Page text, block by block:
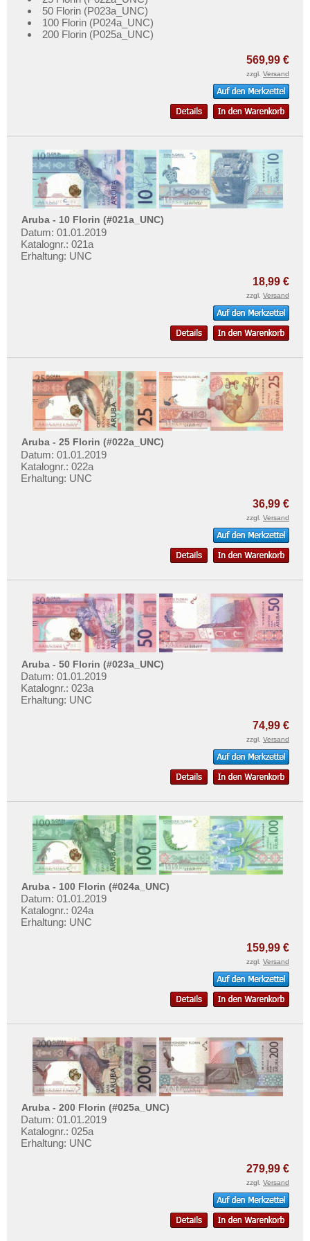
Curacao
Curacao & Sint Maarten
Falkland Inseln
Galapagos
Grenada
Guatemala
Guyana
Haiti
Honduras
Kuba
Martinique
Mexiko
Montserrat
Nicaragua
Niederländische Antillen
Ostkaribische Staaten
St. Vincent
Surinam
Trinidad und Tobago
Uruguay
USA
Testbanknoten
Banknotenbriefe
Kontakt
Informationen
Preislisten
Ankauf
Erhaltungsgrade
Gratisbanknoten
Privatsphäre und Datenschutz
Widerrufsbelehrung
Liefer- und Versandkosten
AGB
Impressum
50 Florin (P023a_UNC)
100 Florin (P024a_UNC)
200 Florin (P025a_UNC)
569,99 €
zzgl. Versand
Aruba - 10 Florin (#021a_UNC)
Datum: 01.01.2019
Katalognr.: 021a
Erhaltung: UNC
18,99 €
zzgl. Versand
Aruba - 25 Florin (#022a_UNC)
Datum: 01.01.2019
Katalognr.: 022a
Erhaltung: UNC
36,99 €
zzgl. Versand
Aruba - 50 Florin (#023a_UNC)
Datum: 01.01.2019
Katalognr.: 023a
Erhaltung: UNC
74,99 €
zzgl. Versand
Aruba - 100 Florin (#024a_UNC)
Datum: 01.01.2019
Katalognr.: 024a
Erhaltung: UNC
159,99 €
zzgl. Versand
Aruba - 200 Florin (#025a_UNC)
Datum: 01.01.2019
Katalognr.: 025a
Erhaltung: UNC
279,99 €
zzgl. Versand